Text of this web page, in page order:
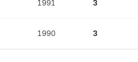
1991 3
1990 3